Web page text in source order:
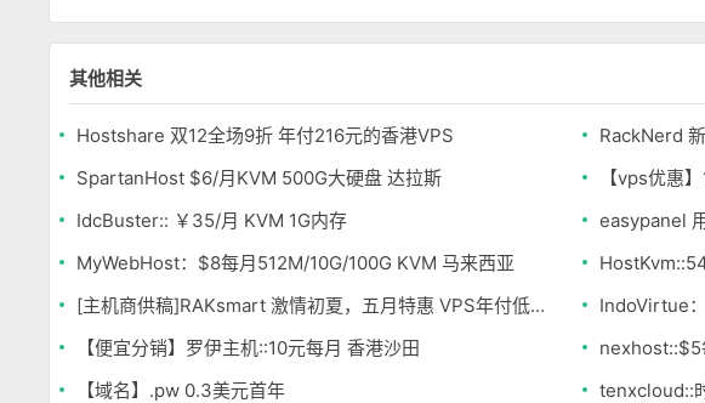
其他相关
Hostshare 双12全场9折 年付216元的香港VPS
RackNerd
SpartanHost $6/月KVM 500G大硬盘 达拉斯
IdcBuster:: ￥35/月 KVM 1G内存
easypanel
MyWebHost：$8每月512M/10G/100G KVM 马来西亚
[主机商供稿]RAKsmart 激情初夏，五月特惠 VPS年付低至163元 不限流量
IndoVirtue
【便宜分销】罗伊主机::10元每月 香港沙田
nexhost::$5
【域名】.pw 0.3美元首年
tenxcloud::